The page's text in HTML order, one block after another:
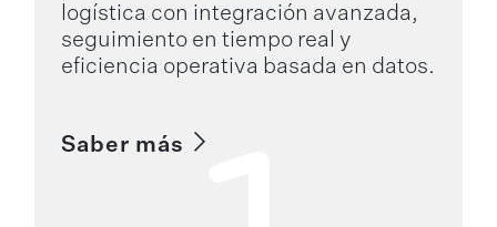
logística con integración avanzada,
seguimiento en tiempo real y
eficiencia operativa basada en datos.
Saber más